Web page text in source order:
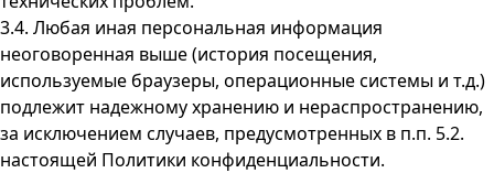
3.4. Любая иная персональная информация
неоговоренная выше (история посещения,
используемые браузеры, операционные системы и т.д.)
подлежит надежному хранению и нераспространению,
за исключением случаев, предусмотренных в п.п. 5.2.
настоящей Политики конфиденциальности.